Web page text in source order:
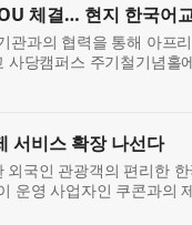
체결… 현지 한국어
관과의 협력을 통해 아프
당캠퍼스 주기철기념홀
하 R...
서비스 확장 나선다
국인 관광객의 편리한
운영 사업자인 쿠콘과의